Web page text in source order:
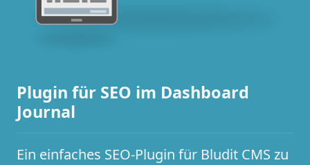
Plugin für SEO im Dashboard
Journal
Ein einfaches SEO-Plugin für Bludit CMS zu